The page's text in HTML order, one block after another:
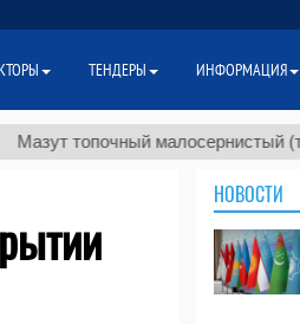
топочный малосернистый (т.) $300
НОВОСТИ
ТЕНДЕРЫ ИНФОРМАЦИЯ